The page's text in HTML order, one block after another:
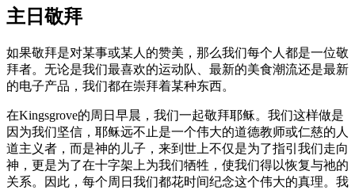
主日敬拜
如果敬拜是对某事或某人的赞美，那么我们每个人都是一位敬
拜者。无论是我们最喜欢的运动队、最新的美食潮流还是最新
的电子产品，我们都在崇拜着某种东西。
在Kingsgrove的周日早晨，我们一起敬拜耶稣。我们这样做是
因为我们坚信，耶稣远不止是一个伟大的道德教师或仁慈的人
道主义者，而是神的儿子，来到世上不仅是为了指引我们走向
神，更是为了在十字架上为我们牺牲，使我们得以恢复与祂的
关系。因此，每个周日我们都花时间纪念这个伟大的真理。我